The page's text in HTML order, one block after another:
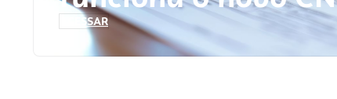
ACESSAR